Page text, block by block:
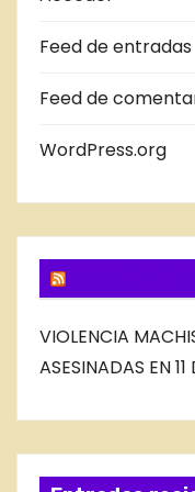
D
B
O
G
Feed de entradas
Feed de
WordPress.org
VIOLENCIA
ASESINADAS EN 11